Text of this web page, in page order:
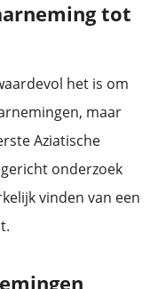
tot
het is om
maar
Aziatische
onderzoek
vinden van een